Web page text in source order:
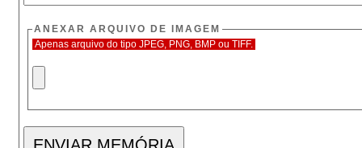
ANEXAR ARQUIVO DE IMAGEM
Apenas arquivo do tipo JPEG, PNG, BMP ou TIFF.